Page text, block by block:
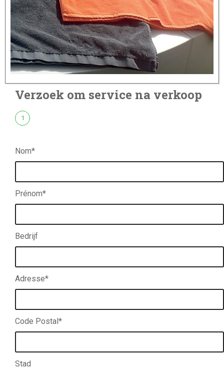
Verzoek om service na verkoop
1
Nom*
Prénom*
Bedrijf
Adresse*
Code Postal*
Stad